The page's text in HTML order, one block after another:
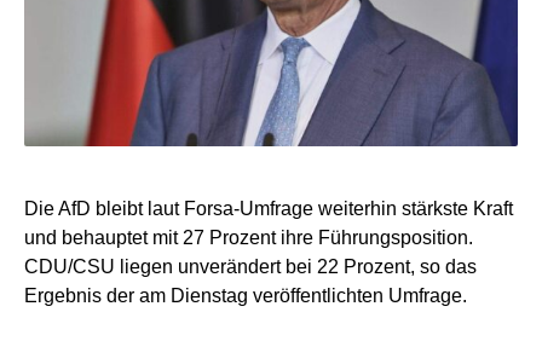
Die AfD bleibt laut Forsa-Umfrage weiterhin stärkste Kraft
und behauptet mit 27 Prozent ihre Führungsposition.
CDU/CSU liegen unverändert bei 22 Prozent, so das
Ergebnis der am Dienstag veröffentlichten Umfrage.